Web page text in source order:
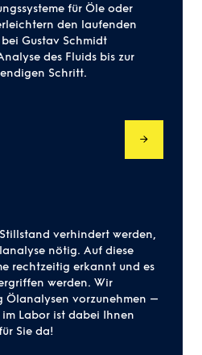
für Öle oder
den laufenden
Gustav Schmidt
des Fluids bis zur
Schritt.
verhindert werden,
nötig. Auf diese
rechtzeitig erkannt und es
werden. Wir
Ölanalysen vorzunehmen –
Labor ist dabei Ihnen
Sie da!